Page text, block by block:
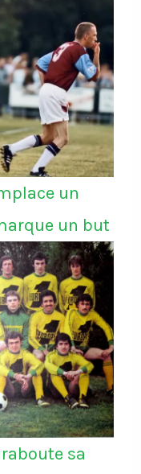
un
un but
sa